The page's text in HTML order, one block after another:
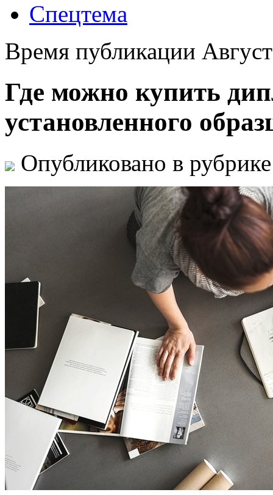
Спецтема
Время публикации
Где можно купить
установленного
Опубликовано в